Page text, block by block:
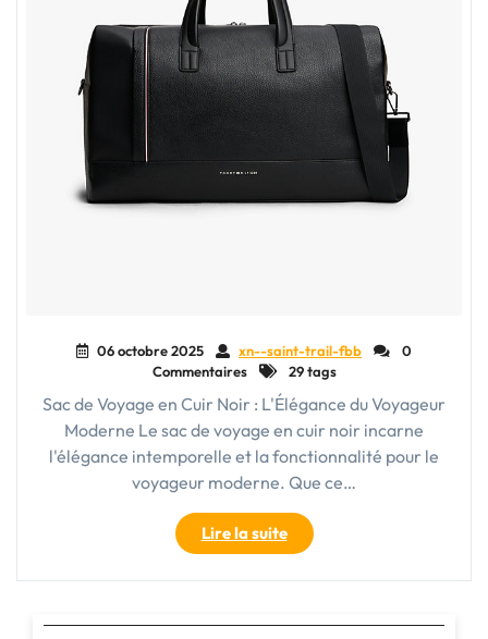
06 octobre 2025 xn--saint-trail-fbb
0
Commentaires
29 tags
Sac de Voyage en Cuir Noir : L'Élégance du Voyageur
Moderne Le sac de voyage en cuir noir incarne
l'élégance intemporelle et la fonctionnalité pour le
voyageur moderne. Que ce…
Lire la suite"Élégance
intemporelle
:
sac